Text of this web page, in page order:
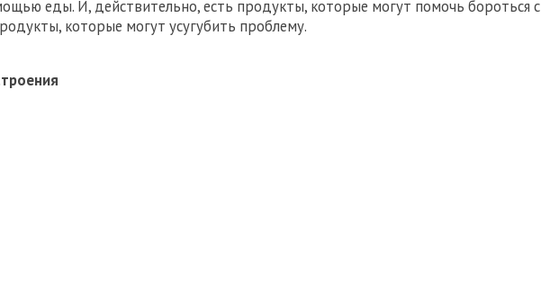
еды. И, действительно, есть продукты, которые могут помочь бороться с
которые могут усугубить проблему.